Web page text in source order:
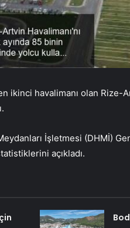
ikinci havalimanı olan Rize-
İşletmesi (DHMİ)
açıkladı.